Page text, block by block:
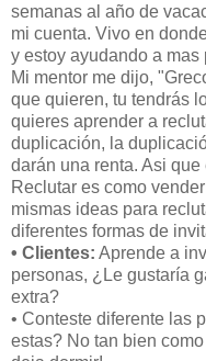
semanas al año de
mi cuenta. Vivo en
y estoy ayudando a
Mi mentor me dijo,
que quieren, tu tendrás
quieres aprender a
duplicación, la
darán una renta. Asi
Reclutar es como
mismas ideas para
diferentes formas de
• Clientes: Aprende a
personas, ¿Le gustaría
extra?
• Conteste diferente las
estas? No tan bien